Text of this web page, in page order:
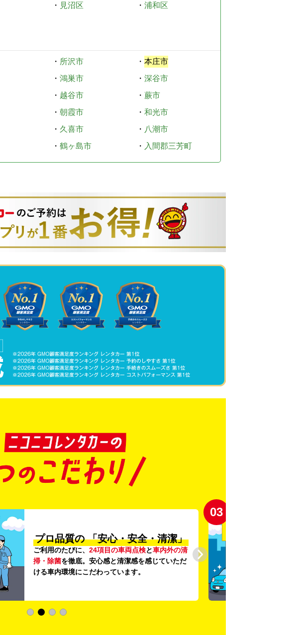
・ 見沼区 ・ 浦和区
・ 所沢市 ・ 本庄市
・ 鴻巣市 ・ 深谷市
・ 越谷市 ・ 蕨市
・ 朝霞市 ・ 和光市
・ 久喜市 ・ 八潮市
・ 鶴ヶ島市 ・ 入間郡三芳町
プロ品質の 「安心・安全・清潔」
ご利用のたびに、 24項目の車両点検と車内外の清
掃・除菌を徹底。安心感と清潔感を感じていただ
ける車内環境にこだわっています。
03